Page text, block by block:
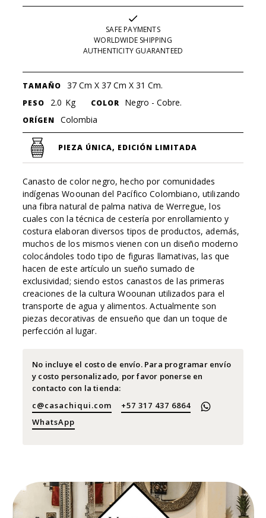
SAFE PAYMENTS
WORLDWIDE SHIPPING
AUTHENTICITY GUARANTEED
TAMAÑO 37 Cm X 37 Cm X 31 Cm.
PESO 2.0 Kg COLOR Negro - Cobre.
ORÍGEN Colombia
PIEZA ÚNICA, EDICIÓN LIMITADA
Canasto de color negro, hecho por comunidades
indígenas Woounan del Pacífico Colombiano, utilizando
una fibra natural de palma nativa de Werregue, los
cuales con la técnica de cestería por enrollamiento y
costura elaboran diversos tipos de productos, además,
muchos de los mismos vienen con un diseño moderno
colocándoles todo tipo de figuras llamativas, las que
hacen de este artículo un sueño sumado de
exclusividad; siendo estos canastos de las primeras
creaciones de la cultura Woounan utilizados para el
transporte de agua y alimentos. Actualmente son
piezas decorativas de ensueño que dan un toque de
perfección al lugar.
No incluye el costo de envío. Para programar envío
y costo personalizado, por favor ponerse en
contacto con la tienda:
c@casachiqui.com
+57 317 437 6864
WhatsApp